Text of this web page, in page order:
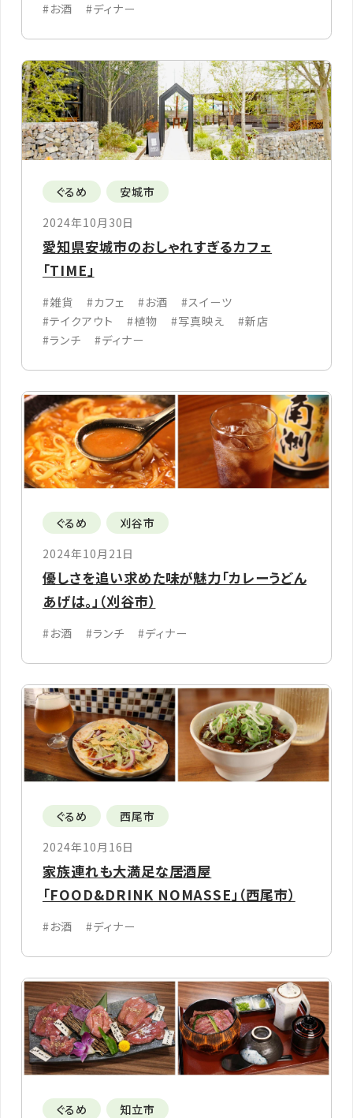
#お酒 #ディナー
ぐるめ
安城市
2024年10月30日
愛知県安城市のおしゃれすぎるカフェ
「TIME」
#雑貨 #カフェ #お酒
#スイーツ
#テイクアウト
#植物 #写真映え
#新店
#ランチ
#ディナー
ぐるめ
刈谷市
2024年10月21日
優しさを追い求めた味が魅力「カレーうどん
あげは。」（刈谷市）
#お酒 #ランチ #ディナー
ぐるめ
西尾市
2024年10月16日
家族連れも大満足な居酒屋
「FOOD&DRINK NOMASSE」（西尾市）
#お酒 #ディナー
ぐるめ
知立市